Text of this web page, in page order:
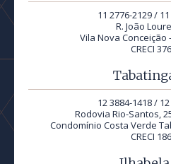
11 2776-2129 /
R. João
Vila Nova Conceição
CRECI
12 3884-1418 /
Rodovia Rio-Santos,
Condomínio Costa Verde
CRECI